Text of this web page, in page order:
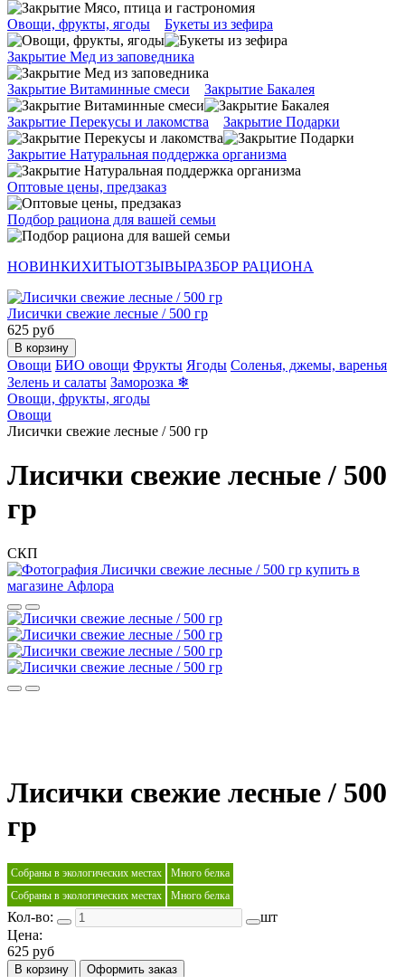
Овощи, фрукты, ягоды Букеты из зефира
Закрытие Мед из заповедника
Закрытие Витаминные смеси Закрытие Бакалея
Закрытие Перекусы и лакомства Закрытие Подарки
Закрытие Натуральная поддержка организма
Оптовые цены, предзаказ
Подбор рациона для вашей семьи
НОВИНКИХИТЫОТЗЫВЫРАЗБОР РАЦИОНА
Лисички свежие лесные / 500 гр
625 руб
В корзину
Овощи БИО овощи Фрукты Ягоды Соленья, джемы, варенья
Зелень и салаты Заморозка ❄
Овощи, фрукты, ягоды
Овощи
Лисички свежие лесные / 500 гр
Лисички свежие лесные / 500
гр
СКП
Лисички свежие лесные / 500
гр
Собраны в экологических местах
Много белка
Собраны в экологических местах
Много белка
Кол-во:
шт
Цена:
625 руб
В корзину Оформить заказ